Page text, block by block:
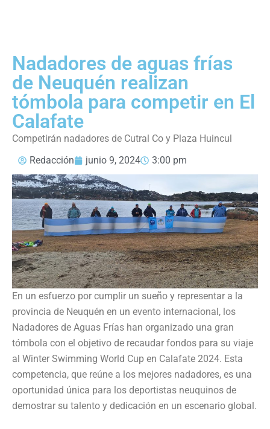
Nadadores de aguas frías
de Neuquén realizan
tómbola para competir en El
Calafate
Competirán nadadores de Cutral Co y Plaza Huincul
Redacción
junio 9, 2024 3:00 pm
En un esfuerzo por cumplir un sueño y representar a la
provincia de Neuquén en un evento internacional, los
Nadadores de Aguas Frías han organizado una gran
tómbola con el objetivo de recaudar fondos para su viaje
al Winter Swimming World Cup en Calafate 2024. Esta
competencia, que reúne a los mejores nadadores, es una
oportunidad única para los deportistas neuquinos de
demostrar su talento y dedicación en un escenario global.